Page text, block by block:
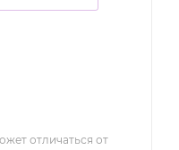
отличаться от